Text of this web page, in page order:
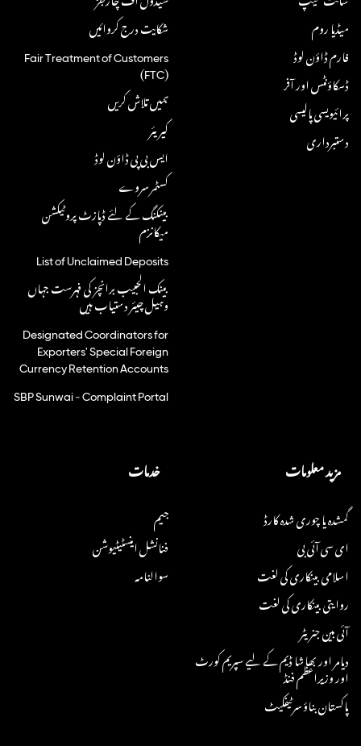
میڈیا روم
فارم ڈاؤن لوڈ
ڈسکاؤنٹس اور آفر
پرائیویسی پالیسی
دستبرداری
شکایت درج کروائیں
Fair Treatment of Customers
(FTC)
ہمیں تلاش کریں
کیریئر
ایس بی پی ڈاؤن لوڈ
کسٹمر سروے
بینکنگ کے لئے ڈپازٹ پروٹیکشن
میکانزم
List of Unclaimed Deposits
بینک الحبیب برانچز کی فہرست جہاں
وہیل چیئر دستیاب ہیں
Designated Coordinators for
Exporters' Special Foreign
Currency Retention Accounts
SBP Sunwai - Complaint Portal
مزید معلومات
گمشدہ یا چوری شدہ کارڈ
ای سی آئی بی
اسلامی بینکاری کی لغت
روایتی بینکاری کی لغت
آئی بین جنریٹر
دیامر اور بھاشا ڈیم کے لیے سپریم کورٹ
اور وزیراعظم فنڈ
پاکستان بناؤ سرٹیفکیٹ
خدمات
جیم
فنانشل اینسٹیٹیوشن
سوالنامہ